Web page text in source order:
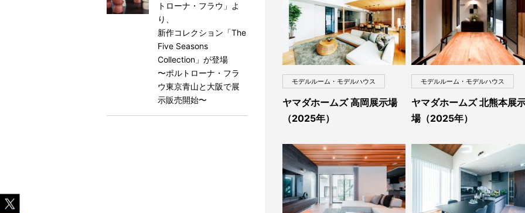
モデルルーム・モデルハウス
ヤマダホームズ 高岡展示場
（2025年）
モデルルーム・モデルハウス
ヤマダホームズ 北熊本展
場（2025年）
トローナ・フラウ」よ
り、
新作コレクション「The
Five Seasons
Collection」が登場
〜ポルトローナ・フラ
ウ東京⻘山と大阪で展
示販売開始〜